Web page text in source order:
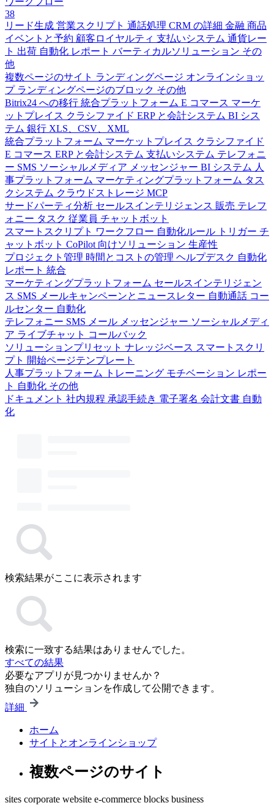
38
リード生成 営業スクリプト 通話処理 CRM の詳細 金融 商品
イベントと予約 顧客ロイヤルティ 支払いシステム 通貨レー
ト 出荷 自動化 レポート バーティカルソリューション その
他
複数ページのサイト ランディングページ オンラインショッ
プ ランディングページのブロック その他
Bitrix24 への移行 統合プラットフォーム E コマース マーケ
ットプレイス クラシファイド ERP と会計システム BI シス
テム 銀行 XLS、CSV、XML
統合プラットフォーム マーケットプレイス クラシファイド
E コマース ERP と会計システム 支払いシステム テレフォニ
ー SMS ソーシャルメディア メッセンジャー BI システム 人
事プラットフォーム マーケティングプラットフォーム タス
クシステム クラウドストレージ MCP
サードパーティ分析 セールスインテリジェンス 販売 テレフ
ォニー タスク 従業員 チャットボット
スマートスクリプト ワークフロー 自動化ルール トリガー チ
ャットボット CoPilot 向けソリューション 生産性
プロジェクト管理 時間とコストの管理 ヘルプデスク 自動化
レポート 統合
マーケティングプラットフォーム セールスインテリジェン
ス SMS メールキャンペーンとニュースレター 自動通話 コー
ルセンター 自動化
テレフォニー SMS メール メッセンジャー ソーシャルメディ
ア ライブチャット コールバック
ソリューションプリセット ナレッジベース スマートスクリ
プト 開始ページテンプレート
人事プラットフォーム
トレーニング モチベーション レポー
ト 自動化 その他
ドキュメント 社内規程 承認手続き 電子署名 会計文書 自動
化
検索結果がここに表示されます
検索に一致する結果はありませんでした。
すべての結果
必要なアプリが見つかりませんか？
独自のソリューションを作成して公開できます。
詳細
ホーム
サイトとオンラインショップ
複数ページのサイト
sites corporate website e-commerce blocks business